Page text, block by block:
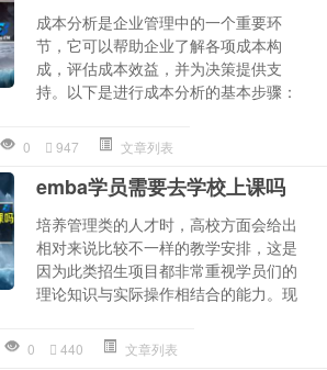
成本分析是企业管理中的一个重要环
节，它可以帮助企业了解各项成本构
成，评估成本效益，并为决策提供支
持。以下是进行成本分析的基本步骤：
0 947 文章列表
emba学员需要去学校上课吗
培养管理类的人才时，高校方面会给出
相对来说比较不一样的教学安排，这是
因为此类招生项目都非常重视学员们的
理论知识与实际操作相结合的能力。现
0 440 文章列表